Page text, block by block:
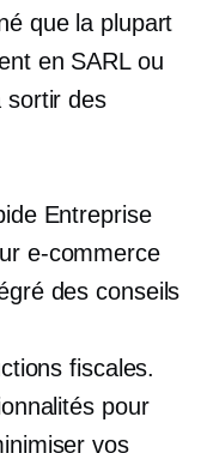
que la plupart
en SARL ou
sortir des
Entreprise
e-commerce
des conseils
fiscales.
pour
vos